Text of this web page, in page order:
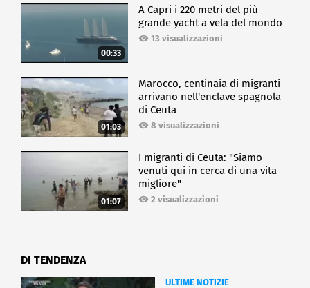
00:33
A Capri i 220 metri del più
grande yacht a vela del mondo
13 visualizzazioni
01:03
Marocco, centinaia di migranti
arrivano nell'enclave spagnola
di Ceuta
8 visualizzazioni
01:07
I migranti di Ceuta: "Siamo
venuti qui in cerca di una vita
migliore"
2 visualizzazioni
DI TENDENZA
ULTIME NOTIZIE